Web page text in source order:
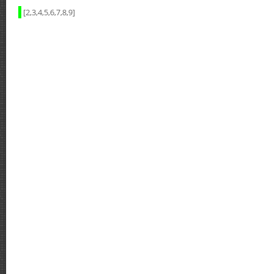
[2,3,4,5,6,7,8,9]